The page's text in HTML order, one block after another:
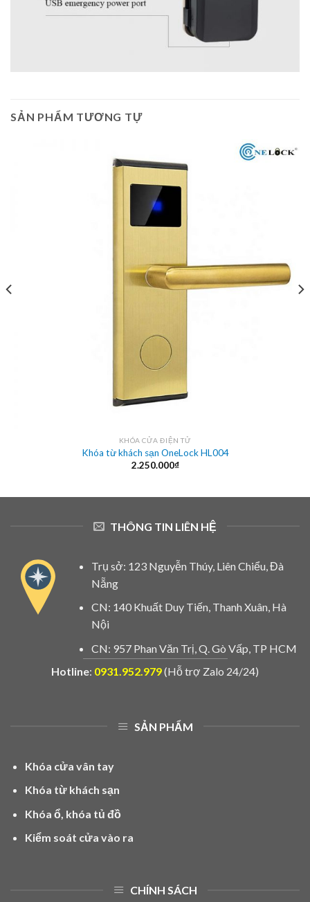
SẢN PHẨM TƯƠNG TỰ
KHÓA CỬA ĐIỆN TỬ
Khóa từ khách sạn OneLock HL004
2.250.000₫
THÔNG TIN LIÊN HỆ
Trụ sở: 123 Nguyễn Thúy, Liên Chiểu, Đà
Nẵng
CN: 140 Khuất Duy Tiến, Thanh Xuân, Hà
Nội
CN: 957 Phan Văn Trị, Q. Gò Vấp, TP HCM
Hotline: 0931.952.979(Hỗ trợ Zalo 24/24)
SẢN PHẨM
Khóa cửa vân tay
Khóa từ khách sạn
Khóa ổ, khóa tủ đồ
Kiểm soát cửa vào ra
CHÍNH SÁCH